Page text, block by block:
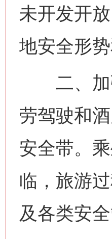
未开发开
地安全形
二、加
劳驾驶和
安全带。
临，旅游
及各类安
网上购药对药下症